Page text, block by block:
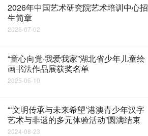
2026年中国艺术研究院艺术培训中心招
生简章
2026-07-02
“童心向党·我爱我家”湖北省少年儿童绘
画书法作品展获奖名单
2025-06-10
“‘文明传承与未来希望’港澳青少年汉字
艺术与非遗的多元体验活动”圆满结束
2024-08-23